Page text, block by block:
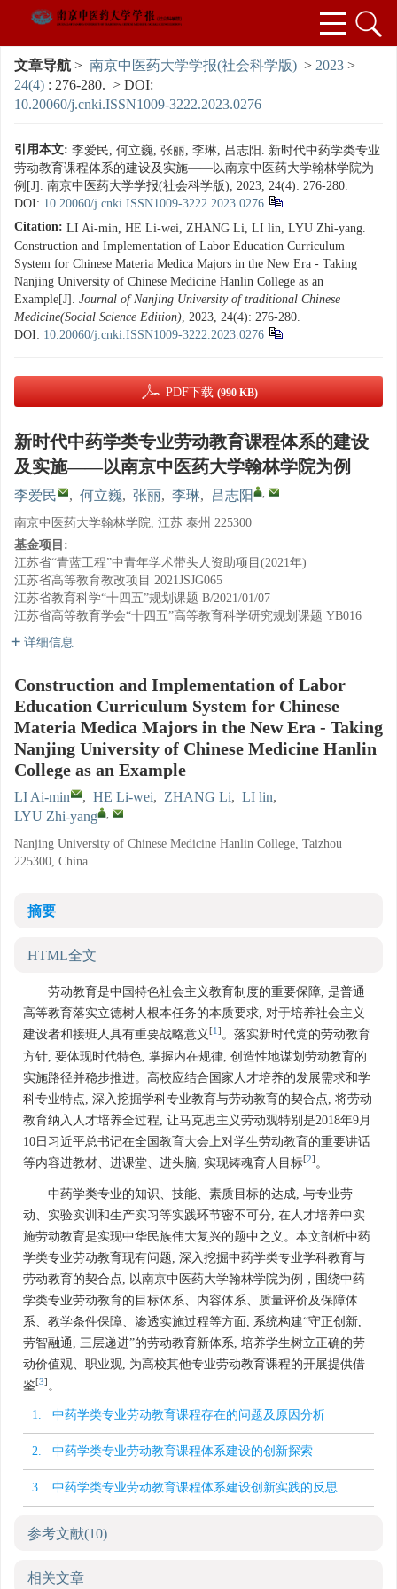
文章导航 > 南京中医药大学学报(社会科学版) > 2023 >
24(4) : 276-280. > DOI:
10.20060/j.cnki.ISSN1009-3222.2023.0276
引用本文: 李爱民, 何立巍, 张丽, 李琳, 吕志阳. 新时代中药学类专业
劳动教育课程体系的建设及实施——以南京中医药大学翰林学院为
例[J]. 南京中医药大学学报(社会科学版), 2023, 24(4): 276-280.
DOI: 10.20060/j.cnki.ISSN1009-3222.2023.0276
Citation: LI Ai-min, HE Li-wei, ZHANG Li, LI lin, LYU Zhi-yang.
Construction and Implementation of Labor Education Curriculum
System for Chinese Materia Medica Majors in the New Era - Taking
Nanjing University of Chinese Medicine Hanlin College as an
Example[J]. Journal of Nanjing University of traditional Chinese
Medicine(Social Science Edition), 2023, 24(4): 276-280.
DOI: 10.20060/j.cnki.ISSN1009-3222.2023.0276
PDF下载 (990 KB)
新时代中药学类专业劳动教育课程体系的建设
及实施——以南京中医药大学翰林学院为例
李爱民 , 何立巍, 张丽, 李琳, 吕志阳 ,
南京中医药大学翰林学院, 江苏 泰州 225300
基金项目:
江苏省“青蓝工程”中青年学术带头人资助项目(2021年)
江苏省高等教育教改项目 2021JSJG065
江苏省教育科学“十四五”规划课题 B/2021/01/07
江苏省高等教育学会“十四五”高等教育科学研究规划课题 YB016
详细信息
Construction and Implementation of Labor
Education Curriculum System for Chinese
Materia Medica Majors in the New Era - Taking
Nanjing University of Chinese Medicine Hanlin
College as an Example
LI Ai-min , HE Li-wei, ZHANG Li, LI lin,
LYU Zhi-yang
,
Nanjing University of Chinese Medicine Hanlin College, Taizhou
225300, China
摘要
HTML全文
劳动教育是中国特色社会主义教育制度的重要保障, 是普通
高等教育落实立德树人根本任务的本质要求, 对于培养社会主义
建设者和接班人具有重要战略意义 [1 ] 。落实新时代党的劳动教育
方针, 要体现时代特色, 掌握内在规律, 创造性地谋划劳动教育的
实施路径并稳步推进。高校应结合国家人才培养的发展需求和学
科专业特点, 深入挖掘学科专业教育与劳动教育的契合点, 将劳动
教育纳入人才培养全过程, 让马克思主义劳动观特别是2018年9月
10日习近平总书记在全国教育大会上对学生劳动教育的重要讲话
等内容进教材、进课堂、进头脑, 实现铸魂育人目标[2] 。
中药学类专业的知识、技能、素质目标的达成, 与专业劳
动、实验实训和生产实习等实践环节密不可分, 在人才培养中实
施劳动教育是实现中华民族伟大复兴的题中之义。本文剖析中药
学类专业劳动教育现有问题, 深入挖掘中药学类专业学科教育与
劳动教育的契合点, 以南京中医药大学翰林学院为例，围绕中药
学类专业劳动教育的目标体系、内容体系、质量评价及保障体
系、教学条件保障、渗透实施过程等方面, 系统构建“守正创新,
劳智融通, 三层递进”的劳动教育新体系, 培养学生树立正确的劳
动价值观、职业观, 为高校其他专业劳动教育课程的开展提供借
鉴[3] 。
1. 中药学类专业劳动教育课程存在的问题及原因分析
2. 中药学类专业劳动教育课程体系建设的创新探索
3. 中药学类专业劳动教育课程体系建设创新实践的反思
参考文献(10)
相关文章